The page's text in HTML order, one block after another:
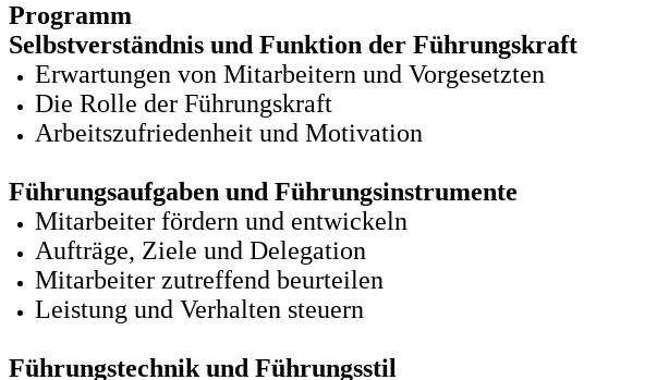
Programm
Selbstverständnis und Funktion der Führungskraft
Erwartungen von Mitarbeitern und Vorgesetzten
Die Rolle der Führungskraft
Arbeitszufriedenheit und Motivation
Führungsaufgaben und Führungsinstrumente
Mitarbeiter fördern und entwickeln
Aufträge, Ziele und Delegation
Mitarbeiter zutreffend beurteilen
Leistung und Verhalten steuern
Führungstechnik und Führungsstil